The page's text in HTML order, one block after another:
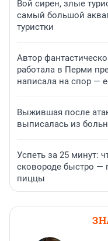
Вой сирен, злые
самый большой
туристки
Автор
работала в Перми
написала на спор —
Выжившая после
выписалась из
Успеть за 25 минут:
сковороде быстро —
пиццы